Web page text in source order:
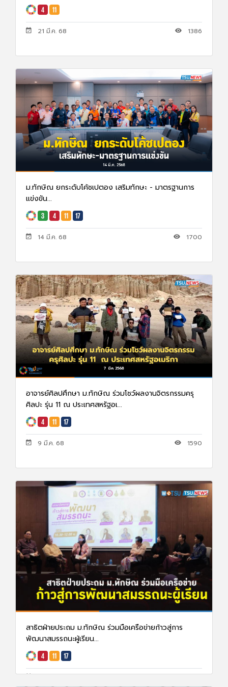
21 มี.ค. 68 1386
ม.ทักษิณ ยกระดับโค้ชเปตอง เสริมทักษะ - มาตรฐานการ
แข่งขัน...
14 มี.ค. 68 1700
อาจารย์ศิลปศึกษา ม.ทักษิณ ร่วมโชว์ผลงานจิตรกรรมครุ
ศิลปะ รุ่น 11 ณ ประเทศสหรัฐอเ...
9 มี.ค. 68 1590
สาธิตฝ่ายประถม ม.ทักษิณ ร่วมมือเครือข่ายก้าวสู่การ
พัฒนาสมรรถนะผู้เรียน...